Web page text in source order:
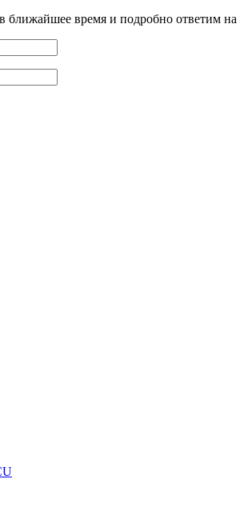
ближайшее время и подробно ответим